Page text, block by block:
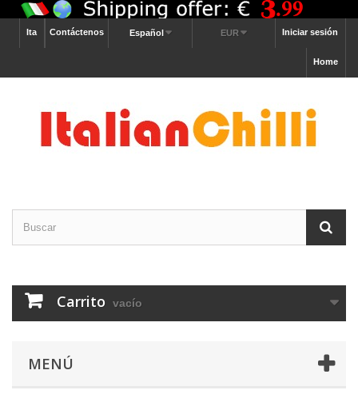
Iniciar sesión
EUR
Español
Contáctenos
Ita
Home
Carrito vacío
MENÚ